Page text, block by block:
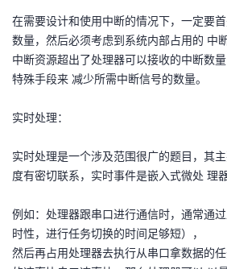
在需要设计和使用中断的情况下，一定要
数量，然后必须考虑到系统内部占用的 中
中断资源超出了处理器可以接收的中断数
特殊手段来 减少所需中断信号的数量。
实时处理：
实时处理是一个涉及范围很广的题目，其
度有密切联系，实时事件是嵌入式微处 理
例如：处理器跟串口进行通信时，通常通
时性，进行任务切换的时间足够短），
然后再占用处理器去执行从串口拿数据的